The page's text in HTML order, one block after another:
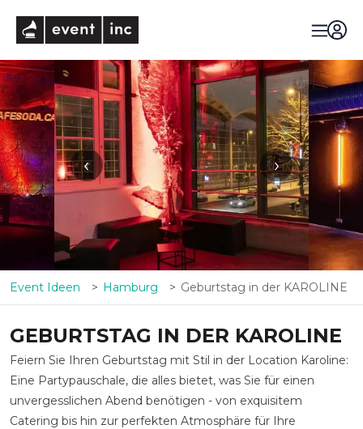
‹ ›
Event Ideen Hamburg Geburtstag in der KAROLINE
GEBURTSTAG IN DER KAROLINE
Feiern Sie Ihren Geburtstag mit Stil in der Location Karoline:
Eine Partypauschale, die alles bietet, was Sie für einen
unvergesslichen Abend benötigen - von exquisitem
Catering bis hin zur perfekten Atmosphäre für Ihre